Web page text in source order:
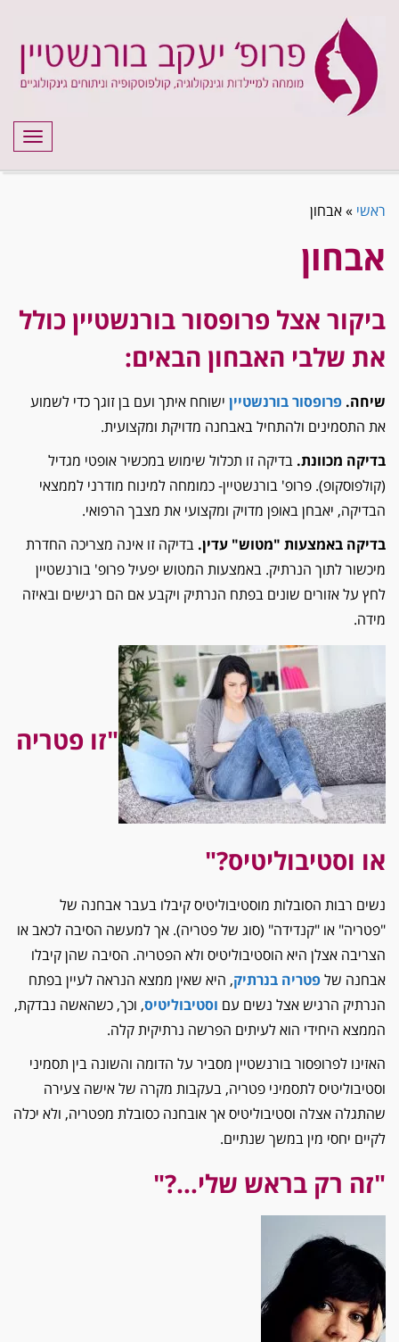
ראשי »אבחון
אבחון
ביקור אצל פרופסור בורנשטיין כולל
את שלבי האבחון הבאים:
שיחה. פרופסור בורנשטיין ישוחח איתך ועם בן זוגך כדי לשמוע
את התסמינים ולהתחיל באבחנה מדויקת ומקצועית.
בדיקה מכוונת. בדיקה זו תכלול שימוש במכשיר אופטי מגדיל
(קולפוסקופ). פרופ' בורנשטיין- כמומחה למינוח מודרני לממצאי
הבדיקה, יאבחן באופן מדויק ומקצועי את מצבך הרפואי.
בדיקה באמצעות "מטוש" עדין. בדיקה זו אינה מצריכה​ החדרת
מיכשור לתוך הנרתיק. באמצעות המטוש יפעיל פרופ' בורנשטיין
לחץ על אזורים שונים בפתח הנרתיק ויקבע אם הם רגישים ובאיזה
מידה.
"זו פטריה
או וסטיבוליטיס?"
נשים רבות הסובלות מוסטיבוליטיס קיבלו בעבר אבחנה של
"פטריה" או "קנדידה" (סוג של פטריה). אך למעשה הסיבה לכאב או
הצריבה אצלן היא הוסטיבוליטיס ולא הפטריה. הסיבה שהן קיבלו
אבחנה שלפטריה בנרתיק, היא שאין ממצא הנראה לעיין בפתח
הנרתיק הרגיש אצל נשים עם וסטיבוליטיס, וכך, כשהאשה נבדקת,
הממצא היחידי הוא לעיתים הפרשה נרתיקית קלה.
האזינו לפרופסור בורנשטיין מסביר על הדומה והשונה בין תסמיני
וסטיבוליטיס לתסמיני פטריה, בעקבות מקרה של אישה צעירה
שהתגלה אצלה וסטיבוליטיס אך אובחנה כסובלת מפטריה, ולא יכלה
לקיים יחסי מין במשך שנתיים.
"זה רק בראש שלי…?"